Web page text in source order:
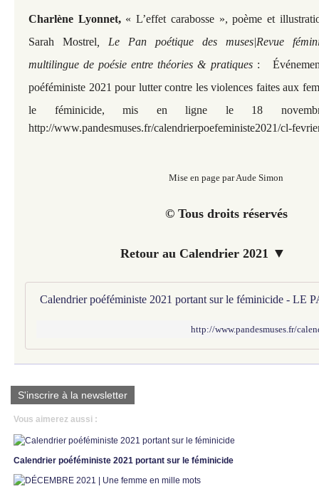
Charlène Lyonnet, «L’effet carabosse », poème et
Sarah Mostrel , Le Pan poétique des muses|Revue
multilingue de poésie entre théories & pratiques:
poéféministe 2021 pour lutter contre les violences faites aux
le féminicide, mis en ligne le 18
http://www.pandesmuses.fr/calendrierpoefeministe2021/cl-
Mise en page par Aude Simon
© Tous droits réservés
Retour au Calendrier 2021 ▼
http://www.pandesmuses.fr/
S'inscrire à la newsletter
Vous aimerez aussi :
Calendrier poéféministe 2021 portant sur le féminicide